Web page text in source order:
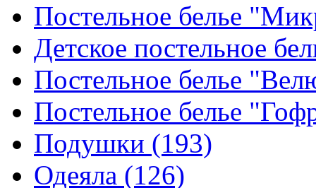
Постельное белье
Детское постельное
Постельное белье
Постельное белье
Подушки (193)
Одеяла (126)